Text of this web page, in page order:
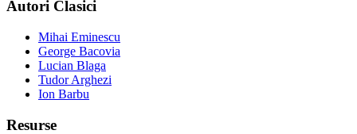
Autori Clasici
Mihai Eminescu
George Bacovia
Lucian Blaga
Tudor Arghezi
Ion Barbu
Resurse